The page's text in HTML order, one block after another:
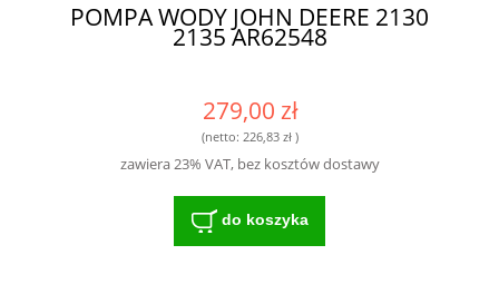
POMPA WODY JOHN DEERE 2130
2135 AR62548
279,00 zł
(netto: 226,83 zł)
zawiera 23% VAT, bez kosztów dostawy
do koszyka